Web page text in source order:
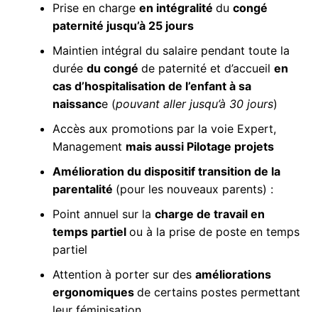
Prise en charge en intégralité du congé
paternité jusqu’à 25 jours
Maintien intégral du salaire pendant toute la
durée du congé de paternité et d’accueil en
cas d’hospitalisation de l’enfant à sa
naissance (pouvant aller jusqu’à 30 jours)
Accès aux promotions par la voie Expert,
Management mais aussi Pilotage projets
Amélioration du dispositif transition de la
parentalité (pour les nouveaux parents) :
Point annuel sur la charge de travail en
temps partiel ou à la prise de poste en temps
partiel
Attention à porter sur des améliorations
ergonomiques de certains postes permettant